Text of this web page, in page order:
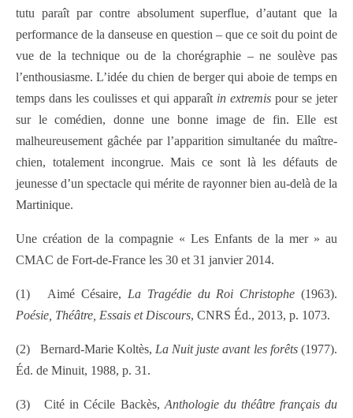
tutu paraît par contre absolument superflue, d’autant que la
performance de la danseuse en question – que ce soit du point de
vue de la technique ou de la chorégraphie – ne soulève pas
l’enthousiasme. L’idée du chien de berger qui aboie de temps en
temps dans les coulisses et qui apparaît in extremis pour se jeter
sur le comédien, donne une bonne image de fin. Elle est
malheureusement gâchée par l’apparition simultanée du maître-
chien, totalement incongrue. Mais ce sont là les défauts de
jeunesse d’un spectacle qui mérite de rayonner bien au-delà de la
Martinique.
Une création de la compagnie « Les Enfants de la mer » au
CMAC de Fort-de-France les 30 et 31 janvier 2014.
(1) Aimé Césaire, La Tragédie du Roi Christophe (1963).
Poésie, Théâtre, Essais et Discours, CNRS Éd., 2013, p. 1073.
(2) Bernard-Marie Koltès, La Nuit juste avant les forêts(1977).
Éd. de Minuit, 1988, p. 31.
(3) Cité in Cécile Backès,Anthologie du théâtre français du